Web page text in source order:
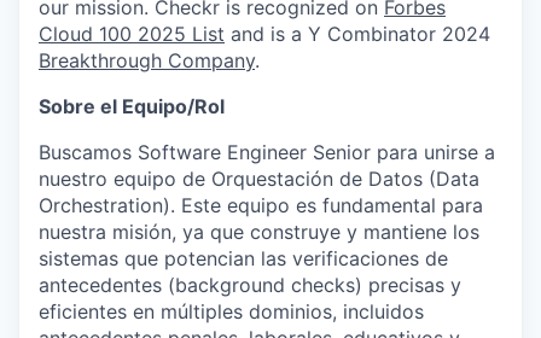
our mission. Checkr is recognized on Forbes
Cloud 100 2025 List and is a Y Combinator 2024
Breakthrough Company.
Sobre el Equipo/Rol
Buscamos Software Engineer Senior para unirse a
nuestro equipo de Orquestación de Datos (Data
Orchestration). Este equipo es fundamental para
nuestra misión, ya que construye y mantiene los
sistemas que potencian las verificaciones de
antecedentes (background checks) precisas y
eficientes en múltiples dominios, incluidos